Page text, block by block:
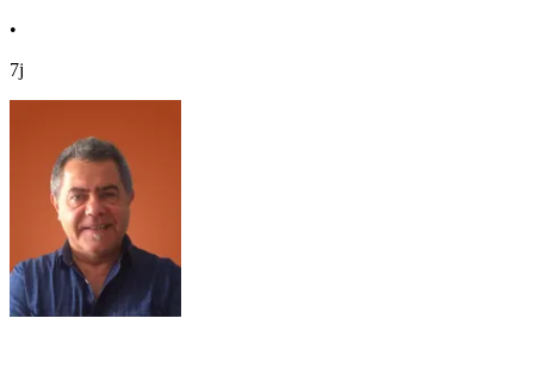
•
7j